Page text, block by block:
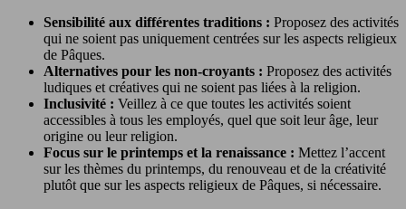
Sensibilité aux différentes traditions : Proposez des activités
qui ne soient pas uniquement centrées sur les aspects religieux
de Pâques.
Alternatives pour les non-croyants : Proposez des activités
ludiques et créatives qui ne soient pas liées à la religion.
Inclusivité : Veillez à ce que toutes les activités soient
accessibles à tous les employés, quel que soit leur âge, leur
origine ou leur religion.
Focus sur le printemps et la renaissance : Mettez l’accent
sur les thèmes du printemps, du renouveau et de la créativité
plutôt que sur les aspects religieux de Pâques, si nécessaire.